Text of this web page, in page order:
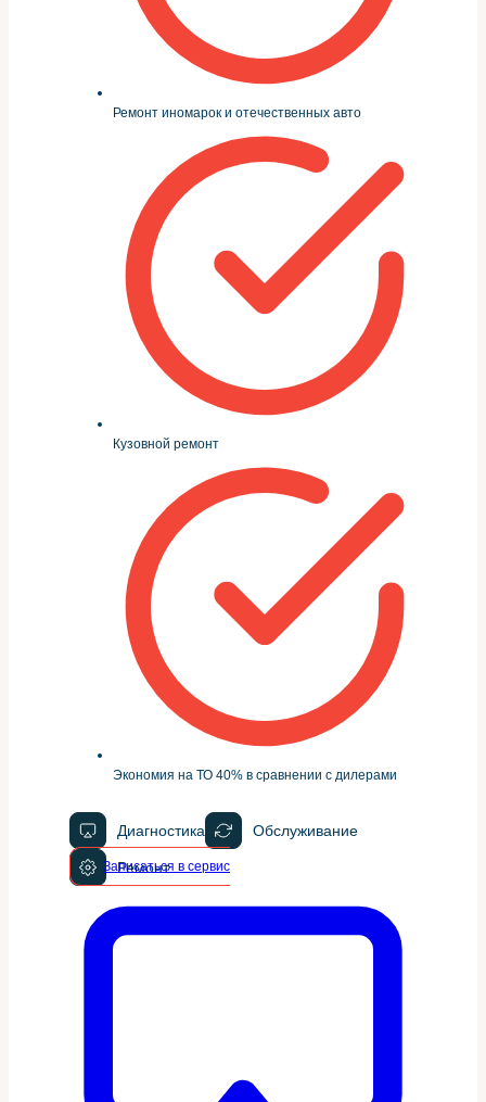
Ремонт иномарок и отечественных авто
Кузовной ремонт
Экономия на ТО 40% в сравнении с дилерами
Диагностика Обслуживание
Ремонт
Записаться в сервис